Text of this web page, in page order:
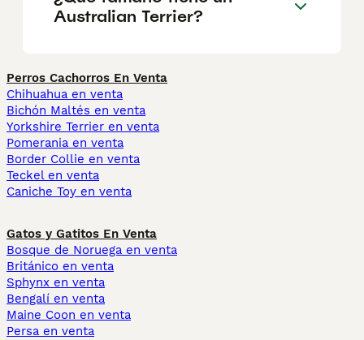
Australian Terrier?
Perros Cachorros En Venta
Chihuahua en venta
Bichón Maltés en venta
Yorkshire Terrier en venta
Pomerania en venta
Border Collie en venta
Teckel en venta
Caniche Toy en venta
Gatos y Gatitos En Venta
Bosque de Noruega en venta
Británico en venta
Sphynx en venta
Bengalí en venta
Maine Coon en venta
Persa en venta